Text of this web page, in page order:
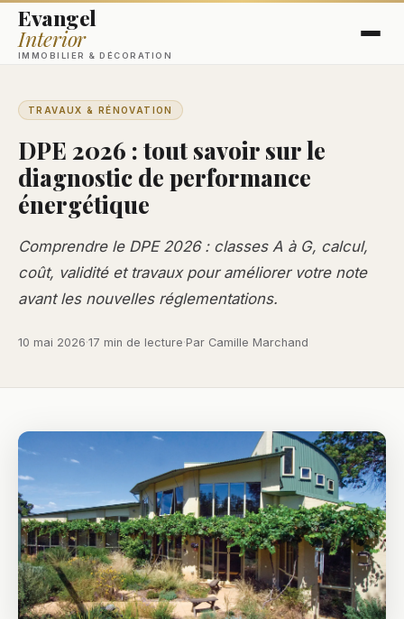
Evangel
Interior
IMMOBILIER & DÉCORATION
TRAVAUX & RÉNOVATION
DPE 2026 : tout savoir sur le
diagnostic de performance
énergétique
Comprendre le DPE 2026 : classes A à G, calcul,
coût, validité et travaux pour améliorer votre note
avant les nouvelles réglementations.
10 mai 2026·17 min de lecture·Par Camille Marchand